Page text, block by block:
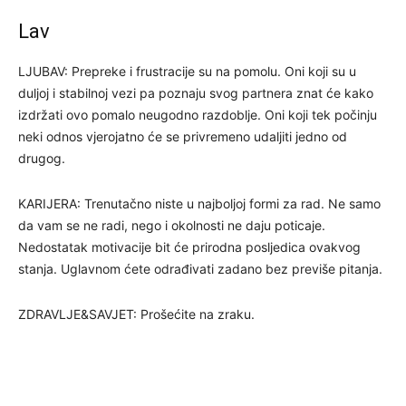
Lav
LJUBAV: Prepreke i frustracije su na pomolu. Oni koji su u
duljoj i stabilnoj vezi pa poznaju svog partnera znat će kako
izdržati ovo pomalo neugodno razdoblje. Oni koji tek počinju
neki odnos vjerojatno će se privremeno udaljiti jedno od
drugog.
KARIJERA: Trenutačno niste u najboljoj formi za rad. Ne samo
da vam se ne radi, nego i okolnosti ne daju poticaje.
Nedostatak motivacije bit će prirodna posljedica ovakvog
stanja. Uglavnom ćete odrađivati zadano bez previše pitanja.
ZDRAVLJE&SAVJET: Prošećite na zraku.